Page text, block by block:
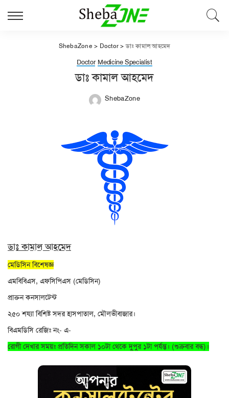
ShebaZone > Doctor>ডাঃ কামাল আহমেদ
Doctor Medicine Specialist
ডাঃ কামাল আহমেদ
ShebaZone
ডাঃ কামাল আহমেদ
মেডিসিন বিশেষজ্ঞ
এমবিবিএস, এফসিপিএস (মেডিসিন)
প্রাক্তন কনসালটেন্ট
২৫০ শয্যা বিশিষ্ট সদর হাসপাতাল, মৌলভীবাজার।
বিএমডিসি রেজিঃ নং- এ-
রোগী দেখার সময়ঃ প্রতিদিন সকাল ১০টা থেকে দুপুর ১টা পর্যন্ত। (শুক্রবার বন্ধ)।